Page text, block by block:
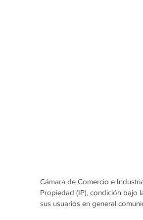
Cámara de Comercio e
Propiedad (IP), condición bajo
sus usuarios en general